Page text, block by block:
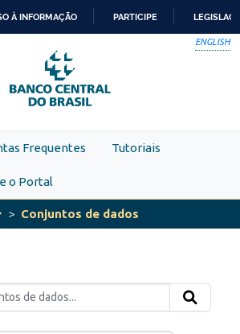
PARA
O
CONTEÚDO
À INFORMAÇÃO PARTICIPE
ENGLISH
Frequentes Tutoriais
o Portal
Conjuntos de dados